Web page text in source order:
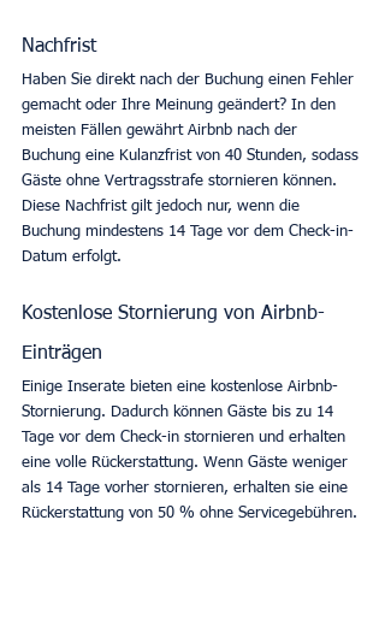
Nachfrist
Haben Sie direkt nach der Buchung einen Fehler
gemacht oder Ihre Meinung geändert? In den
meisten Fällen gewährt Airbnb nach der
Buchung eine Kulanzfrist von 40 Stunden, sodass
Gäste ohne Vertragsstrafe stornieren können.
Diese Nachfrist gilt jedoch nur, wenn die
Buchung mindestens 14 Tage vor dem Check-in-
Datum erfolgt.
Kostenlose Stornierung von Airbnb-
Einträgen
Einige Inserate bieten eine kostenlose Airbnb-
Stornierung. Dadurch können Gäste bis zu 14
Tage vor dem Check-in stornieren und erhalten
eine volle Rückerstattung. Wenn Gäste weniger
als 14 Tage vorher stornieren, erhalten sie eine
Rückerstattung von 50 % ohne Servicegebühren.